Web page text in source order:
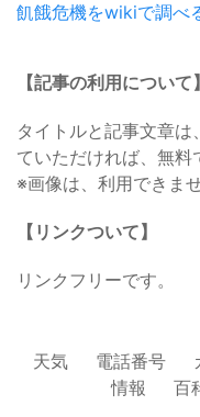
飢餓危機をwikiで調べ
【記事の利用について】
タイトルと記事文章
ていただければ、無料
※画像は、利用できま
【リンクついて】
リンクフリーです。
天気 電話番号
情報
百